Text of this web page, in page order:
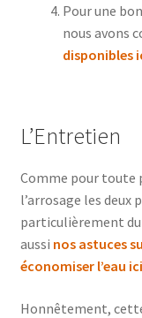
Pour une
nous avons
disponibles
L’Entretien
Comme pour toute
l’arrosage les deux
particulièrement
aussi nos astuces
économiser l’eau ici
Honnêtement,